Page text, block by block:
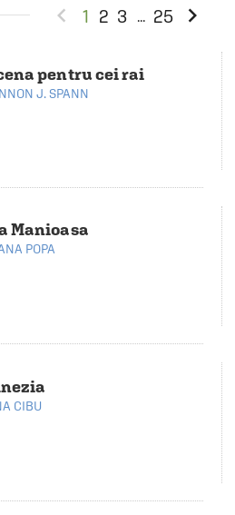
 1 2 3 ... 25 
pentru cei rai
J. SPANN
Manioasa
POPA
CIBU